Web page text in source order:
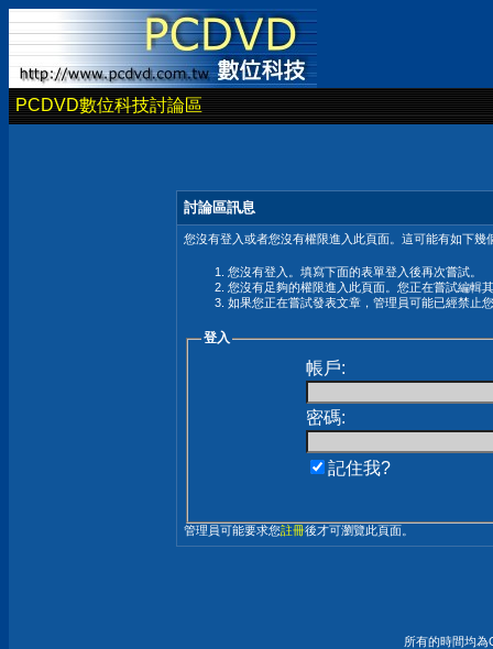
PCDVD數位科技討論區
討論區訊息
您沒有登入或者您沒有權限進入此頁面。這可能有如下幾
您沒有登入。填寫下面的表單登入後再次嘗試。
您沒有足夠的權限進入此頁面。您正在嘗試編輯
如果您正在嘗試發表文章，管理員可能已經禁止
登入
帳戶:
密碼:
記住我?
管理員可能要求您註冊後才可瀏覽此頁面。
所有的時間均為